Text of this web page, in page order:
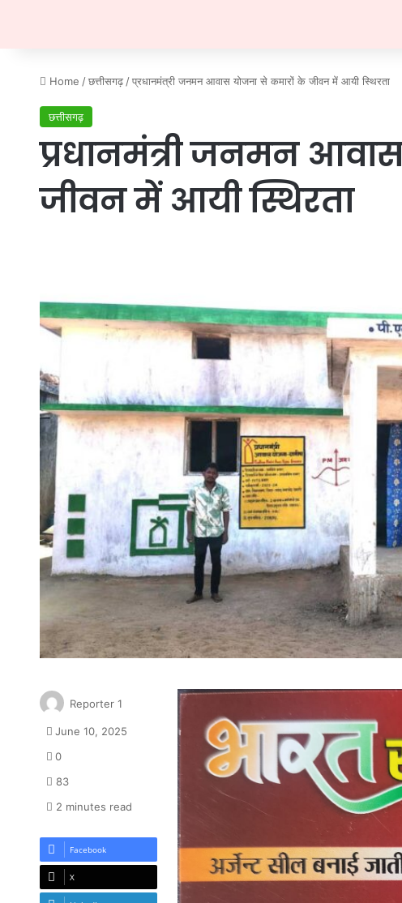
Home / छत्तीसगढ़ / प्रधानमंत्री जनमन आवास योजना से कमारों के जीवन में आयी स्थिरता
छत्तीसगढ़
प्रधानमंत्री जनमन
जीवन में आयी स्थिरता
Reporter 1
June 10, 2025
0
83
2 minutes read
Facebook
X